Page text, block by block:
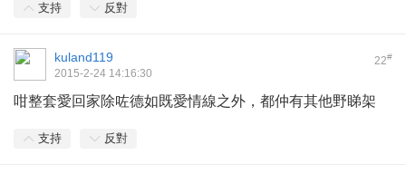
支持 反對
22#
kuland119
2015-2-24 14:16:30
咁整套愛回家除咗德如既愛情線之外，都仲有其他野睇架
支持 反對